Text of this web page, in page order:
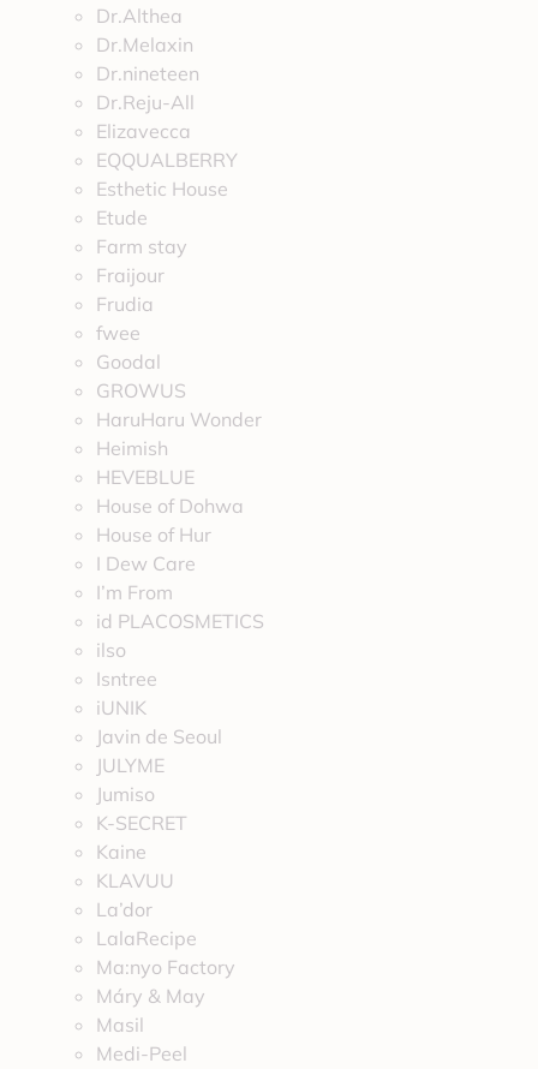
Dr.Althea
Dr.Melaxin
Dr.nineteen
Dr.Reju-All
Elizavecca
EQQUALBERRY
Esthetic House
Etude
Farm stay
Fraijour
Frudia
fwee
Goodal
GROWUS
HaruHaru Wonder
Heimish
HEVEBLUE
House of Dohwa
House of Hur
I Dew Care
I’m From
id PLACOSMETICS
ilso
Isntree
iUNIK
Javin de Seoul
JULYME
Jumiso
K-SECRET
Kaine
KLAVUU
La’dor
LalaRecipe
Ma:nyo Factory
Máry & May
Masil
Medi-Peel